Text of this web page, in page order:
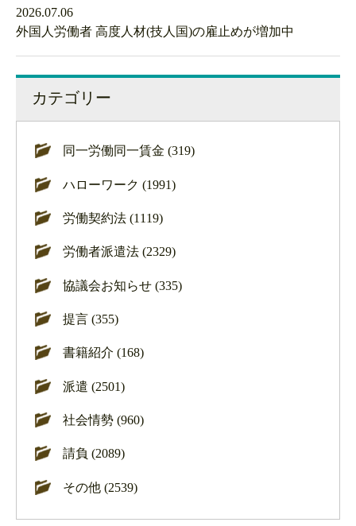
2026.07.06
外国人労働者 高度人材(技人国)の雇止めが増加中
カテゴリー
同一労働同一賃金 (319)
ハローワーク (1991)
労働契約法 (1119)
労働者派遣法 (2329)
協議会お知らせ (335)
提言 (355)
書籍紹介 (168)
派遣 (2501)
社会情勢 (960)
請負 (2089)
その他 (2539)